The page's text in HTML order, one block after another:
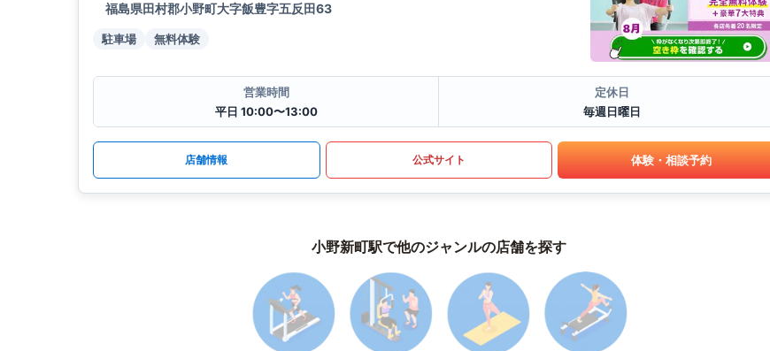
福島県田村郡小野町大字飯豊字五反田63
駐車場 無料体験
営業時間
平日 10:00〜13:00
定休日
毎週日曜日
店舗情報 公式サイト 体験・相談予約
小野新町駅で他のジャンルの店舗を探す